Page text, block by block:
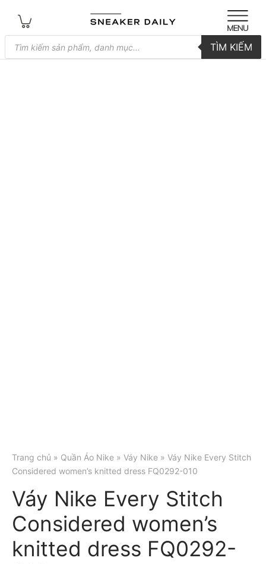
Tìm
kiếm
sản
TÌM KIẾM
Trang chủ » Quần Áo Nike » Váy Nike » Váy Nike Every Stitch
Considered women’s knitted dress FQ0292-010
Váy Nike Every Stitch
Considered women’s
knitted dress FQ0292-